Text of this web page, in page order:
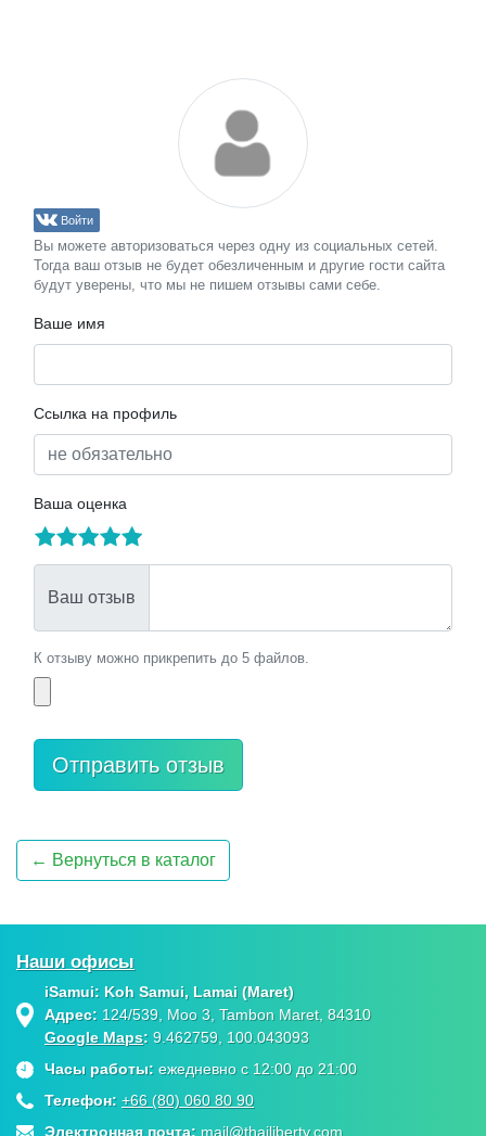
Войти
Вы можете авторизоваться через одну из социальных сетей.
Тогда ваш отзыв не будет обезличенным и другие гости сайта
будут уверены, что мы не пишем отзывы сами себе.
Ваше имя
Ссылка на профиль
Ваша оценка
Ваш отзыв
К отзыву можно прикрепить до 5 файлов.
← Вернуться в каталог
Наши офисы
iSamui: Koh Samui, Lamai (Maret)
Адрес: 124/539, Moo 3, Tambon Maret, 84310
Google Maps: 9.462759, 100.043093
Часы работы: ежедневно с 12:00 до 21:00
Телефон: +66 (80) 060 80 90
Электронная почта: mail@thailiberty.com